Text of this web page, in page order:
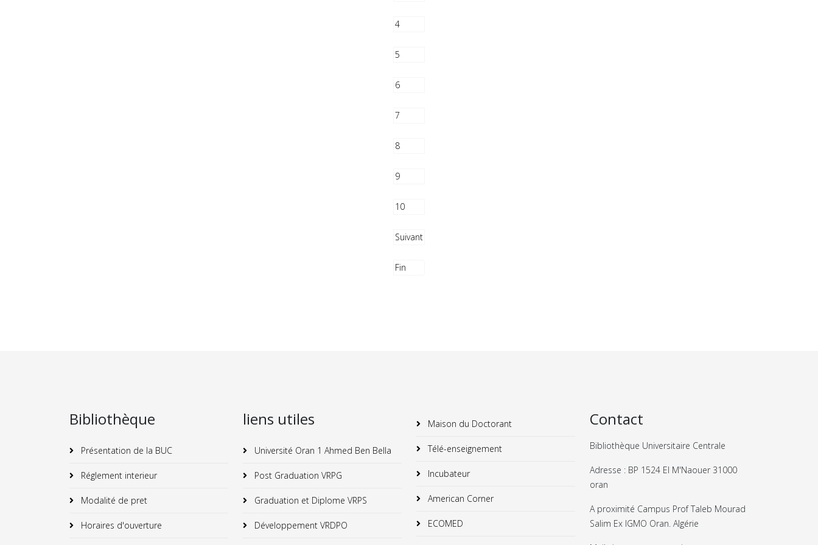
4
5
6
7
8
9
10
Suivant
Fin
Bibliothèque
Présentation de la BUC
Réglement interieur
Modalité de pret
Horaires d'ouverture
liens utiles
Université Oran 1 Ahmed Ben Bella
Post Graduation VRPG
Graduation et Diplome VRPS
Développement VRDPO
Maison du Doctorant
Télé-enseignement
Incubateur
American Corner
ECOMED
Contact
Bibliothèque Universitaire Centrale
Adresse : BP 1524 El M'Naouer 31000
oran
A proximité Campus Prof Taleb Mourad
Salim Ex IGMO Oran. Algérie